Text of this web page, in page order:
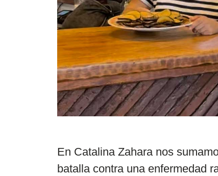
En Catalina Zahara nos
batalla contra una enfermedad